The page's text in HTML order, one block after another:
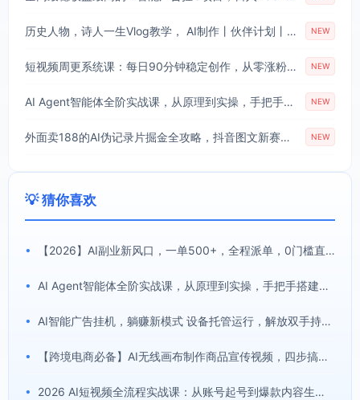
历史人物，诗人一生Vlog教学， AI制作丨伙伴计划丨精选收益丨商单收徒 ，新领域红利期，抓紧做 NEW
短视频周更系统课：每日90分钟稳定创作，从零涨粉至18000实现月入八千 NEW
AI Agent智能体全阶实战课，从原理到实操，手把手搭建可自动运行的AI Agent NEW
外面卖188的AI伪记录片掘金全攻略，抖音图文新赛道，轻松涨粉变现，拿创作者伙伴计划收益【文档】 NEW
💡 猜你喜欢
• 【2026】AI副业新风口，一单500+，全程派单，0门槛直接干
• AI Agent智能体全阶实战课，从原理到实操，手把手搭建可自动运行的AI Agent
• AI智能广告挂机，躺赚新模式 设备托管运行，解放双手持续变现
• 【跨境电商必备】AI无线画布制作商品宣传视频，四步搞定，无线画布工作流，操作简单好上手
• 2026 AI短视频全流程实战课：从账号起号到爆款内容生产，掌握AI创作、数字人、带货变现全链路玩法